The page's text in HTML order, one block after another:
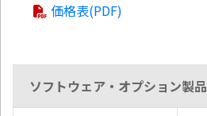
価格表(PDF)
ソフトウェア・オプション製品